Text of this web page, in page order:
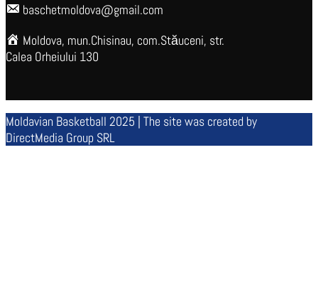
baschetmoldova@gmail.com
Moldova, mun.Chisinau, com.Stăuceni, str.
Calea Orheiului 130
Moldavian Basketball 2025 | The site was created by
DirectMedia Group SRL